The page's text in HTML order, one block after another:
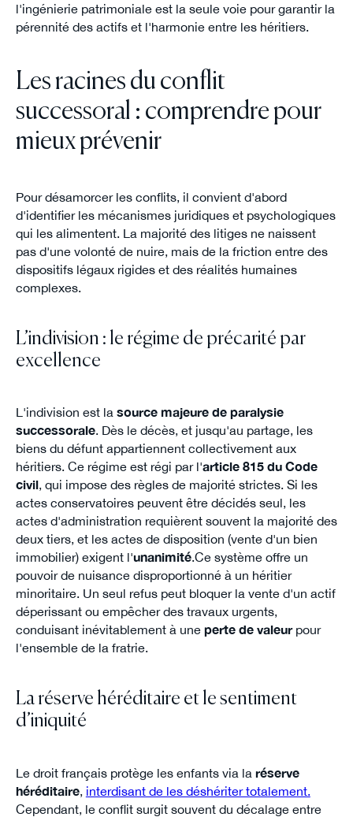
l'ingénierie patrimoniale est la seule voie pour garantir la
pérennité des actifs et l'harmonie entre les héritiers.
Les racines du conflit
successoral : comprendre pour
mieux prévenir
Pour désamorcer les conflits, il convient d'abord
d'identifier les mécanismes juridiques et psychologiques
qui les alimentent. La majorité des litiges ne naissent
pas d'une volonté de nuire, mais de la friction entre des
dispositifs légaux rigides et des réalités humaines
complexes.
L’indivision : le régime de précarité par
excellence
L'indivision est la source majeure de paralysie
successorale. Dès le décès, et jusqu'au partage, les
biens du défunt appartiennent collectivement aux
héritiers. Ce régime est régi par l'article 815 du Code
civil, qui impose des règles de majorité strictes. Si les
actes conservatoires peuvent être décidés seul, les
actes d'administration requièrent souvent la majorité des
deux tiers, et les actes de disposition (vente d'un bien
immobilier) exigent l'unanimité.Ce système offre un
pouvoir de nuisance disproportionné à un héritier
minoritaire. Un seul refus peut bloquer la vente d'un actif
déperissant ou empêcher des travaux urgents,
conduisant inévitablement à une perte de valeurpour
l'ensemble de la fratrie.
La réserve héréditaire et le sentiment
d’iniquité
Le droit français protège les enfants via la réserve
héréditaire, interdisant de les déshériter totalement.
Cependant, le conflit surgit souvent du décalage entre